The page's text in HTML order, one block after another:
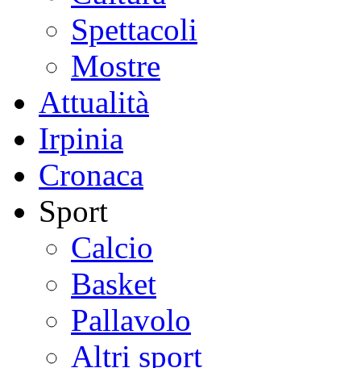
Spettacoli
Mostre
Attualità
Irpinia
Cronaca
Sport
Calcio
Basket
Pallavolo
Altri sport